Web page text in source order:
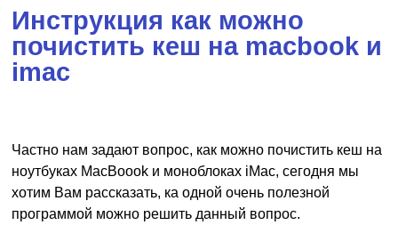
Инструкция как можно
почистить кеш на macbook и
imac
Частно нам задают вопрос, как можно почистить кеш на
ноутбуках MacBoook и моноблоках iMaс, сегодня мы
хотим Вам рассказать, ка одной очень полезной
программой можно решить данный вопрос.